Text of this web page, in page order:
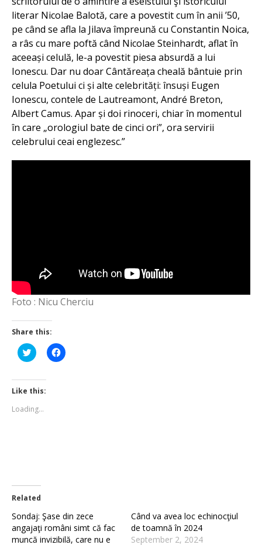
literar Nicolae Balotă, care a povestit cum în anii ’50,
pe când se afla la Jilava împreună cu Constantin Noica,
a râs cu mare poftă când Nicolae Steinhardt, aflat în
aceeași celulă, le-a povestit piesa absurdă a lui
Ionescu. Dar nu doar Cântăreața cheală bântuie prin
celula Poetului ci și alte celebrități: însuși Eugen
Ionescu, contele de Lautreamont, André Breton,
Albert Camus. Apar și doi rinoceri, chiar în momentul
în care „orologiul bate de cinci ori”, ora servirii
celebrului ceai englezesc.”
Foto : Nicu Cherciu
Share this:
Click
to
Twitter
(Opens
in
window)
Click
to
Like this:
Loading...
Related
Sondaj: Şase din zece
angajaţi români simt că fac
muncă invizibilă, care nu e
Când va avea loc echinocţiul
de toamnă în 2024
September 2, 2024